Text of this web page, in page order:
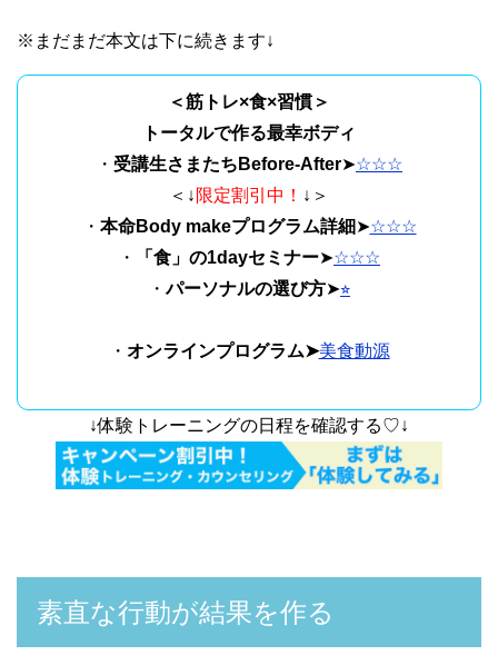
※まだまだ本文は下に続きます↓
＜筋トレ×食×習慣＞
トータルで作る最幸ボディ
・ 受講生さまたちBefore-After➤☆☆☆
＜↓ 限定割引中！ ↓＞
・ 本命Body makeプログラム詳細 ➤☆☆☆
・
「食」の1dayセミナー➤☆☆☆
・パーソナルの選び方➤⭐︎
・ オンラインプログラム➤美食動源
↓体験トレーニングの日程を確認する♡↓
素直な行動が結果を作る